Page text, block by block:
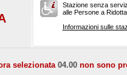
Stazione senza
alle Persone a
Informazioni sulle
selezionata04.00 non sono